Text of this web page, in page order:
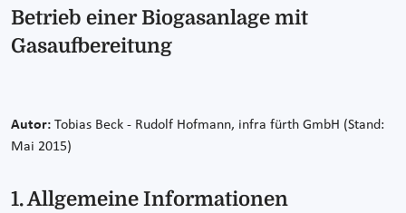
Betrieb einer Biogasanlage mit
Gasaufbereitung
Autor: Tobias Beck - Rudolf Hofmann, infra fürth GmbH (Stand:
Mai 2015)
1. Allgemeine Informationen